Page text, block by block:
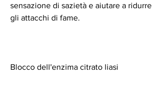
sensazione di sazietà e aiutare a ridurre
gli attacchi di fame.
Blocco dell'enzima citrato liasi